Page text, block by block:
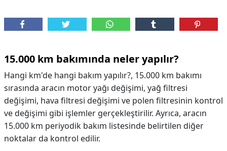
15.000 km bakımında neler yapılır?
Hangi km'de hangi bakım yapılır?, 15.000 km bakımı
sırasında aracın motor yağı değişimi, yağ filtresi
değişimi, hava filtresi değişimi ve polen filtresinin kontrol
ve değişimi gibi işlemler gerçekleştirilir. Ayrıca, aracın
15.000 km periyodik bakım listesinde belirtilen diğer
noktalar da kontrol edilir.